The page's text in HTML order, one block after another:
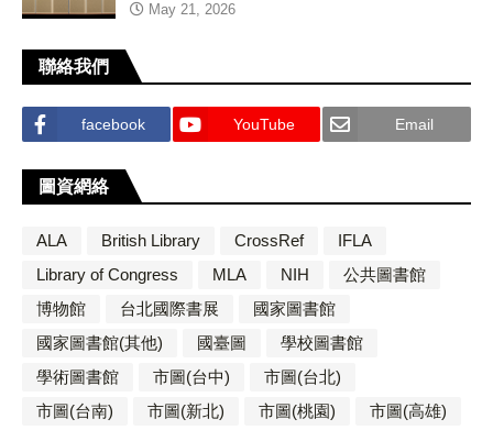
May 21, 2026
聯絡我們
facebook YouTube Email
圖資網絡
ALA British Library CrossRef
IFLA
Library of Congress
MLA NIH
公共圖書館
博物館
台北國際書展
國家圖書館
國家圖書館(其他)
國臺圖
學校圖書館
學術圖書館
市圖(台中)
市圖(台北)
市圖(台南)
市圖(新北) 市圖(桃園)
市圖(高雄)